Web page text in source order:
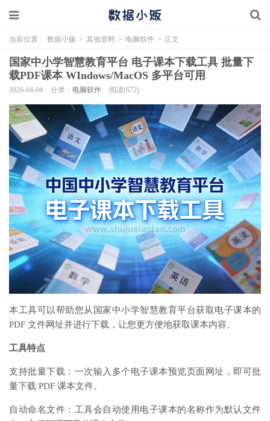
当前位置： 数据小贩 > 其他资料 > 电脑软件 > 正文
国家中小学智慧教育平台 电子课本下载工具 批量下
载PDF课本 WIndows/MacOS 多平台可用
2026-04-04 分类： 电脑软件 阅读(672)
本工具可以帮助您从国家中小学智慧教育平台获取电子课本的
PDF 文件网址并进行下载，让您更方便地获取课本内容。
工具特点
支持批量下载：一次输入多个电子课本预览页面网址，即可批
量下载 PDF 课本文件。
自动命名文件：工具会自动使用电子课本的名称作为默认文件